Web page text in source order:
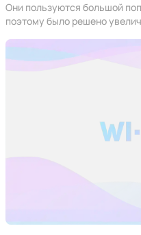
Они пользуются большой
поэтому было решено